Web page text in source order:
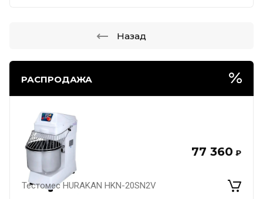
РАСПРОДАЖА
77 360 ₽
Тестомес HURAKAN HKN-20SN2V
Назад